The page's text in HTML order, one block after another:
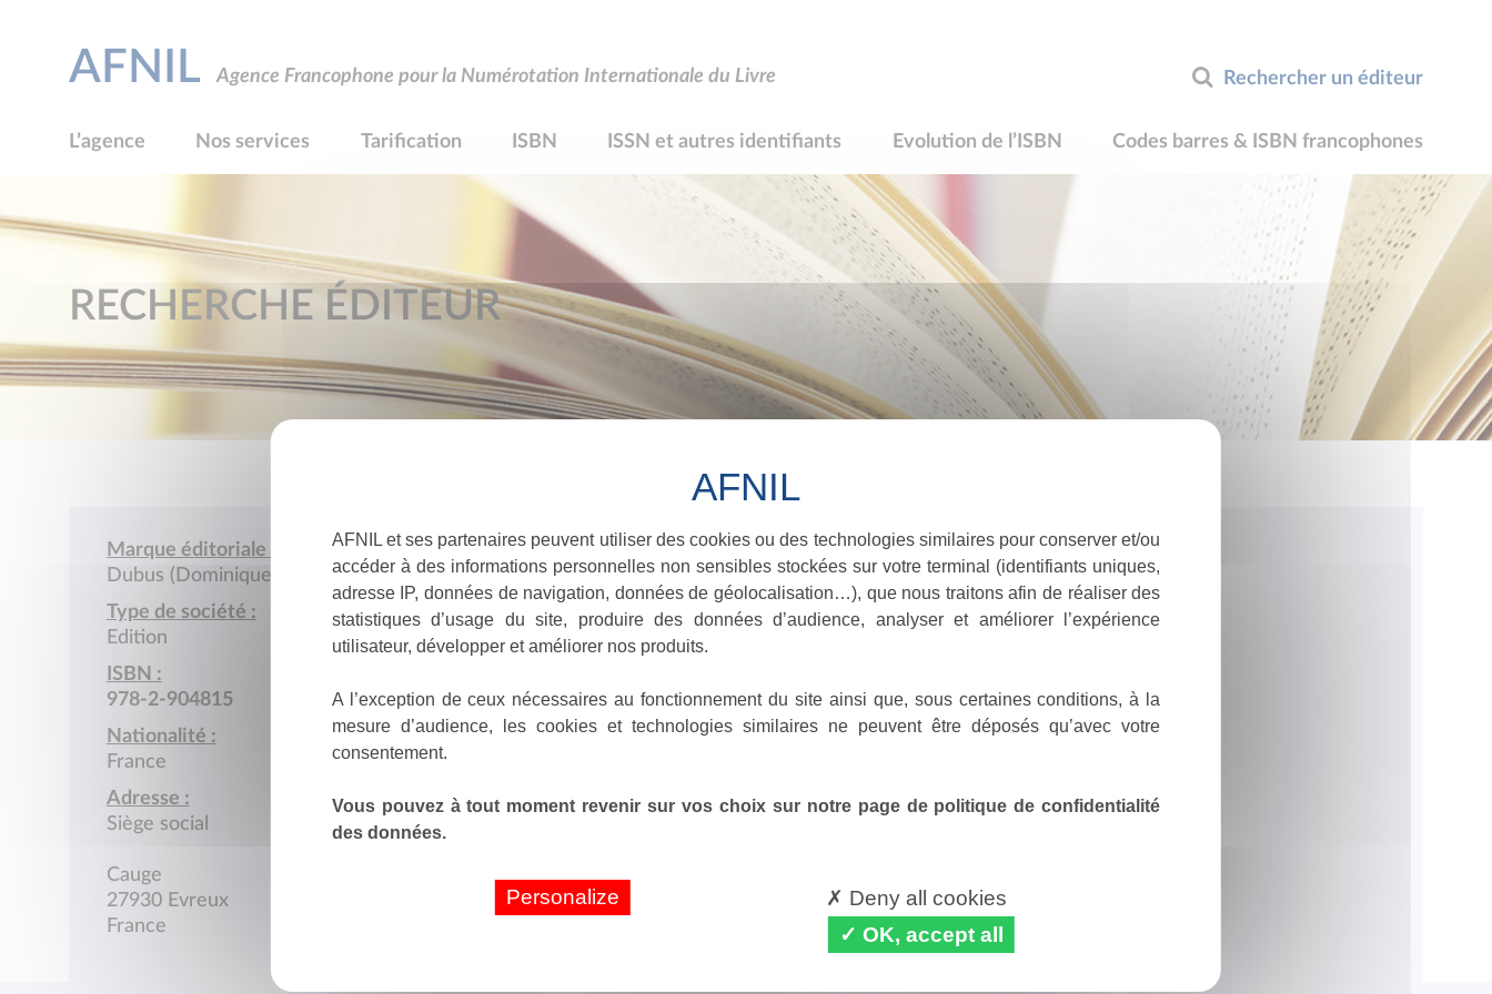
Rechercher un éditeur
AFNIL Agence Francophone pour la Numérotation Internationale du Livre
L’agence Nos services Tarification ISBN ISSN et autres identifiants Evolution de l’ISBN Codes barres & ISBN francophones
RECHERCHE ÉDITEUR
Marque éditoriale :
Dubus (Dominique)
Type de société :
Edition
ISBN :
978-2-904815
Nationalité :
France
Adresse :
Siège social
Cauge
27930 Evreux
France
AFNIL et ses partenaires peuvent utiliser des cookies ou des technologies similaires pour conserver et/ou
accéder à des informations personnelles non sensibles stockées sur votre terminal (identifiants uniques,
adresse IP, données de navigation, données de géolocalisation…), que nous traitons afin de réaliser des
statistiques d’usage du site, produire des données d’audience, analyser et améliorer l’expérience
utilisateur, développer et améliorer nos produits.
A l’exception de ceux nécessaires au fonctionnement du site ainsi que, sous certaines conditions, à la
mesure d’audience, les cookies et technologies similaires ne peuvent être déposés qu’avec votre
consentement.
Vous pouvez à tout moment revenir sur vos choix sur notre page de politique de confidentialité
des données.
Personalize
Deny all cookies
OK, accept all